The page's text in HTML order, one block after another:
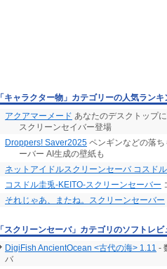
「キャラクター物」カテゴリーの人気ランキ
アクアマーメード あなたのデスクトップ
スクリーンセイバー登場
Droppers! Saver2025 ペンギンなどの落
ーバー AI生成の壁紙も
ネットアイドルスクリーンセーバ コスド
コスドル圭兎-KEITO-スクリーンセーバー
それじゃあ、またね。スクリーンセーバー
「スクリーンセーバ」カテゴリのソフトレビ
DigiFish AncientOcean <古代の海> 1.11 -
バ